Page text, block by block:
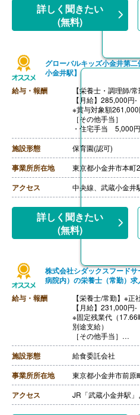
【昇給】あり（年1回
【退職金】あり※勤
詳しく聞きたい
(無料)
グローバルキッズ小金井第
小金井駅】
給与・報酬
【栄養士・調理師/
【月給】285,000円-
※賞与対象額261,000
［その他手当］
・住宅手当 5,000
※寮・借り上げ住宅
・子ども手当 5,000
【賞与】年2回（計
12月）
一時金 ※2025
※年度末に配属園
給。支給額は勤務実
【昇給】年1回（4月
【退職金】あり
施設形態 保育園(認可)
事業所所在地 東京都小金井市本町
アクセス 中央線、武蔵小金井
詳しく聞きたい
(無料)
株式会社シダックスフード
病院内）の栄養士（常勤）
給与・報酬
【栄養士/常勤】※正
【月給】231,000円-
※固定残業代（
別途支給）
［その他手当］
・時間外勤務手当
・休日勤務手当
・深夜勤務手当（
・休業手当
【賞与】年2回
【通勤手当】あり
【昇給】あり（年1
施設形態 給食委託会社
事業所所在地 東京都小金井市前原
アクセス JR「武蔵小金井駅